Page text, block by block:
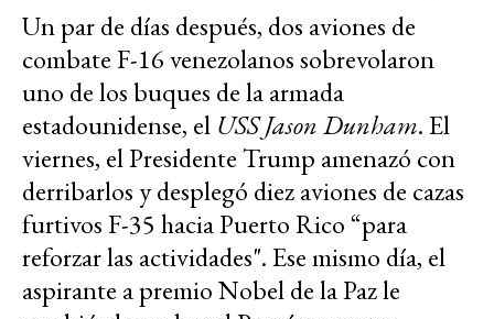
Un par de días después, dos aviones de
combate F-16 venezolanos sobrevolaron
uno de los buques de la armada
estadounidense, el USS Jason Dunham. El
viernes, el Presidente Trump amenazó con
derribarlos y desplegó diez aviones de cazas
furtivos F-35 hacia Puerto Rico “para
reforzar las actividades". Ese mismo día, el
aspirante a premio Nobel de la Paz le